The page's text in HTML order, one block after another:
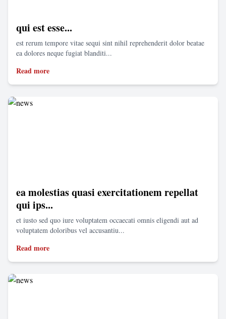
qui est esse...
est rerum tempore vitae sequi sint nihil reprehenderit dolor beatae
ea dolores neque fugiat blanditi...
Read more
ea molestias quasi exercitationem repellat
qui ips...
et iusto sed quo iure voluptatem occaecati omnis eligendi aut ad
voluptatem doloribus vel accusantiu...
Read more